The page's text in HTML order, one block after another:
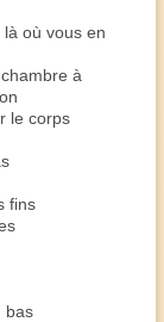
où vous en
à
le corps
fins
bas